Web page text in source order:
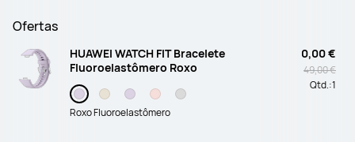
Ofertas
HUAWEI WATCH FIT Bracelete
Fluoroelastômero Roxo
Roxo Fluoroelastômero
0,00 €
49,00 €
Qtd.:1